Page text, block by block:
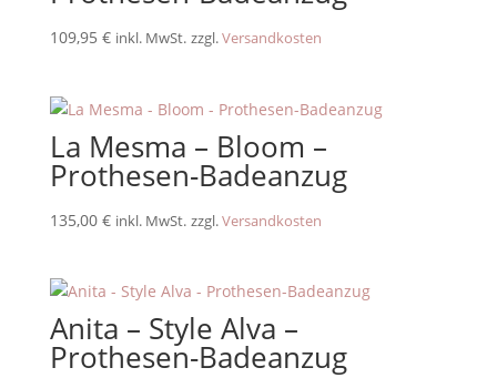
109,95 € inkl. MwSt. zzgl.Versandkosten
La Mesma – Bloom –
Prothesen-Badeanzug
135,00 € inkl. MwSt. zzgl.Versandkosten
Anita – Style Alva –
Prothesen-Badeanzug